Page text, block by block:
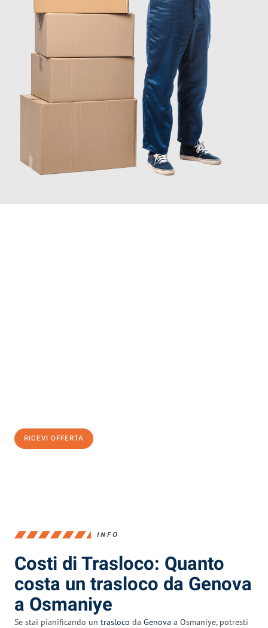
RICEVI OFFERTA
INFO
Costi di Trasloco: Quanto
costa un trasloco da Genova
a Osmaniye
Se stai pianificando un trasloco da Genova a Osmaniye, potresti